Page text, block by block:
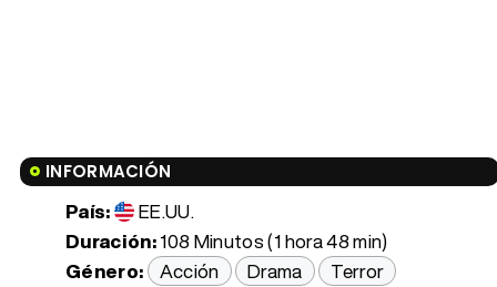
INFORMACIÓN
País:
EE.UU.
Duración:108 Minutos (1 hora 48 min)
Género: Acción Drama
Terror